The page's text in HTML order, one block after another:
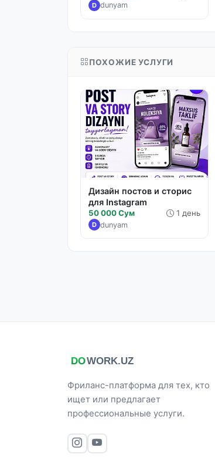
D dunyam
ПОХОЖИЕ УСЛУГИ
Дизайн постов и сторис
для Instagram
50 000 Сум 1 день
D dunyam
Фриланс-платформа для тех, кто
ищет или предлагает
профессиональные услуги.